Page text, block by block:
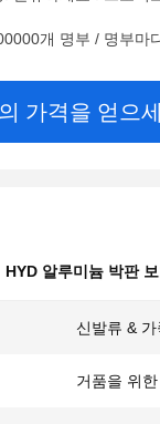
개 명부 / 명부마
가격을 얻으
HYD 알루미늄 박판
신발류 & 가
거품을 위